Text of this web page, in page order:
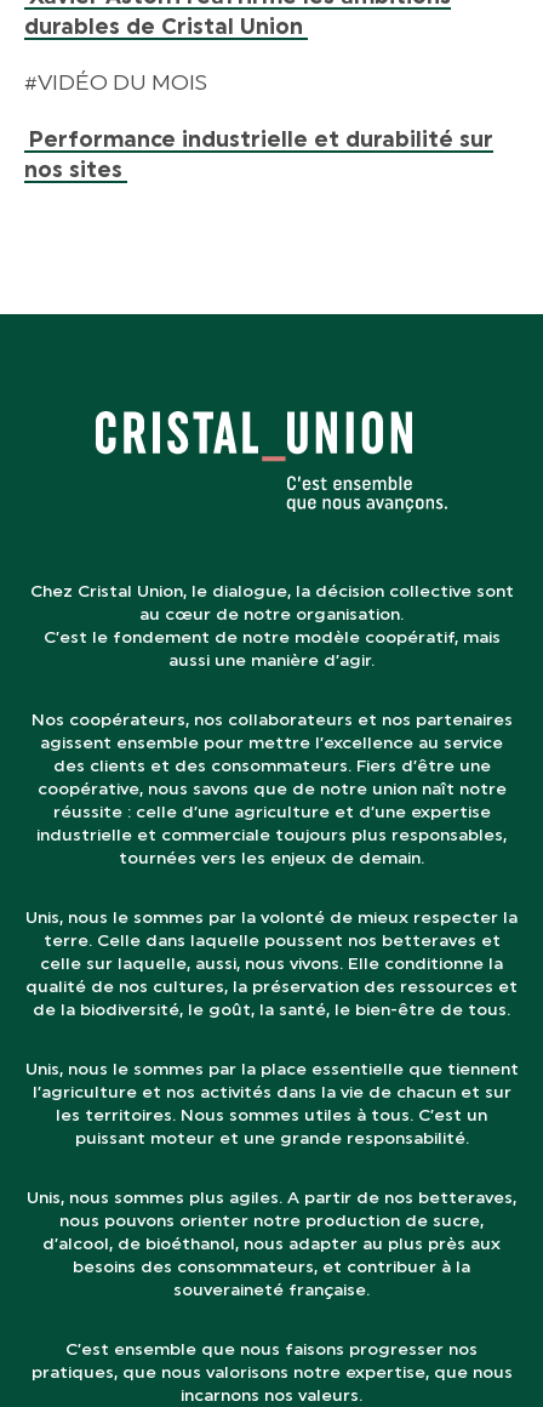
durables de Cristal Union
#VIDÉO DU MOIS
Performance industrielle et durabilité sur
nos sites
Chez Cristal Union, le dialogue, la décision collective sont
au cœur de notre organisation.
C’est le fondement de notre modèle coopératif, mais
aussi une manière d’agir.
Nos coopérateurs, nos collaborateurs et nos partenaires
agissent ensemble pour mettre l’excellence au service
des clients et des consommateurs. Fiers d’être une
coopérative, nous savons que de notre union naît notre
réussite : celle d’une agriculture et d’une expertise
industrielle et commerciale toujours plus responsables,
tournées vers les enjeux de demain.
Unis, nous le sommes par la volonté de mieux respecter la
terre. Celle dans laquelle poussent nos betteraves et
celle sur laquelle, aussi, nous vivons. Elle conditionne la
qualité de nos cultures, la préservation des ressources et
de la biodiversité, le goût, la santé, le bien-être de tous.
Unis, nous le sommes par la place essentielle que tiennent
l’agriculture et nos activités dans la vie de chacun et sur
les territoires. Nous sommes utiles à tous. C’est un
puissant moteur et une grande responsabilité.
Unis, nous sommes plus agiles. A partir de nos betteraves,
nous pouvons orienter notre production de sucre,
d’alcool, de bioéthanol, nous adapter au plus près aux
besoins des consommateurs, et contribuer à la
souveraineté française.
C’est ensemble que nous faisons progresser nos
pratiques, que nous valorisons notre expertise, que nous
incarnons nos valeurs.